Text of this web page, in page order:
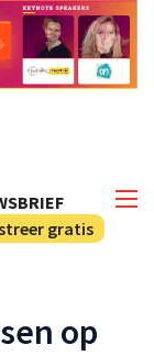
gratis
op